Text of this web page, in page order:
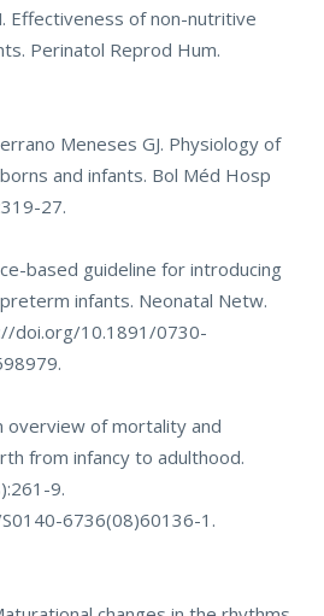
Effectiveness of non-nutritive
Perinatol Reprod Hum.
Meneses GJ. Physiology of
and infants. Bol Méd Hosp
27.
based guideline for introducing
infants. Neonatal Netw.
doi.org/10.1891/0730-
overview of mortality and
from infancy to adulthood.
9.
6736(08)60136-1 .